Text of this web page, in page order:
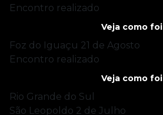
Encontro realizado
Veja como foi
Foz do Iguaçu 21 de Agosto
Encontro realizado
Veja como foi
Rio Grande do Sul
São Leopoldo 2 de Julho